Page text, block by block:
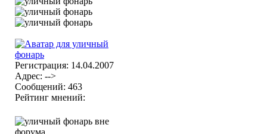
Регистрация: 14.04.2007
Адрес: -->
Сообщений: 463
Рейтинг мнений: